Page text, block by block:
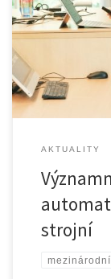
Na Fakultu strojní
AKTUALITY
strojní